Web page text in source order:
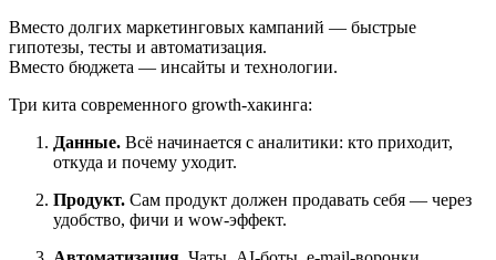
Вместо долгих маркетинговых кампаний — быстрые
гипотезы, тесты и автоматизация.
Вместо бюджета — инсайты и технологии.
Три кита современного growth-хакинга:
Данные. Всё начинается с аналитики: кто приходит,
откуда и почему уходит.
Продукт. Сам продукт должен продавать себя — через
удобство, фичи и wow-эффект.